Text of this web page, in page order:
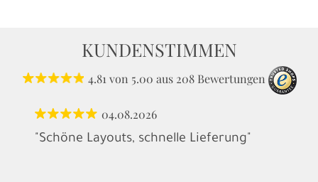
KUNDENSTIMMEN
4.81von 5.00 aus 208 Bewertungen
04.08.2026
"Schöne Layouts, schnelle Lieferung"